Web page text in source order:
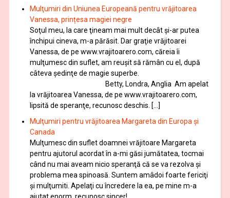
Mulţumiri din Uniunea Europeană pentru vrăjitoarea
Vanessa, prințesa magiei negre
Soţul meu, la care ţineam mai mult decât și-ar putea
închipui cineva, m-a părăsit. Dar graţie vrăjitoarei
Vanessa, de pe www.vrajitoarero.com, căreia îi
mulţumesc din suflet, am reuşit să rămân cu el, după
câteva şedinţe de magie superbe.
Betty, Londra, Anglia Am apelat
la vrăjitoarea Vanessa, de pe www.vrajitoarero.com,
lipsită de speranţe, recunosc deschis. […]
Mulţumiri pentru vrăjitoarea Margareta din Europa și
Canada
Mulţumesc din suflet doamnei vrăjitoare Margareta
pentru ajutorul acordat în a-mi găsi jumătatea, tocmai
când nu mai aveam nicio speranţă că se va rezolva şi
problema mea spinoasă. Suntem amâdoi foarte fericiţi
şi mulţumiti. Apelaţi cu încredere la ea, pe mine m-a